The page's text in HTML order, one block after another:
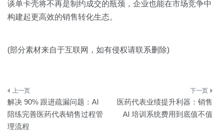
谈单卡壳将不再是制约成交的瓶颈，企业也能在市场竞争中
构建起更高效的销售转化生态。
(部分素材来自于互联网，如有侵权请联系删除)
文
章
解决 90% 跟进疏漏问题：AI
陪练完善医药代表销售过程管
理流程
医药代表业绩提升利器：销售
AI 培训系统费用到底值不值